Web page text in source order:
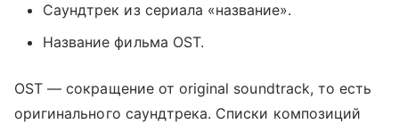
Саундтрек из сериала «название».
Название фильма OST.
OST — сокращение от original soundtrack, то есть
оригинального саундтрека. Списки композиций